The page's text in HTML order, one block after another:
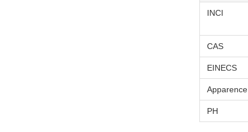
INCI
CAS
EINECS
Apparence
PH